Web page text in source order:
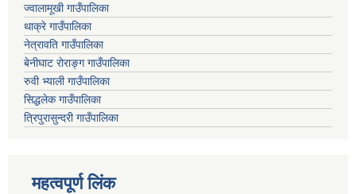
ज्वालामूखी गाउँपालिका
थाक्रे गाउँपालिका
नेत्रावति गाउँपालिका
बेनीघाट रोराङ्ग गाउँपालिका
रुवी भ्याली गाउँपालिका
सिद्धलेक गाउँपालिका
त्रिपुरासुन्दरी गाउँपालिका
महत्वपूर्ण लिंक